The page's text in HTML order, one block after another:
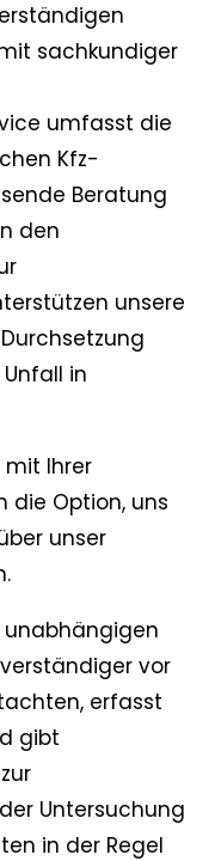
sachkundiger
umfasst die
Kfz-
Beratung
den
unsere
in
mit Ihrer
die Option, uns
unser
unabhängigen
vor
erfasst
gibt
Untersuchung
in der Regel